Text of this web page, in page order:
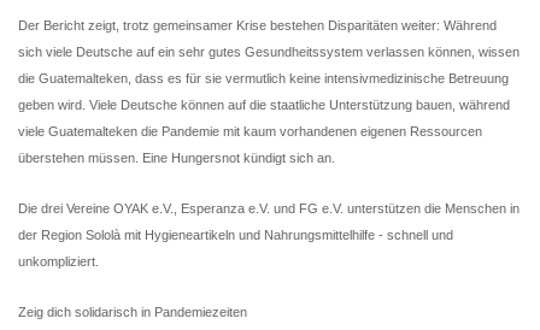
Der Bericht zeigt, trotz gemeinsamer Krise bestehen Disparitäten weiter: Während
sich viele Deutsche auf ein sehr gutes Gesundheitssystem verlassen können, wissen
die Guatemalteken, dass es für sie vermutlich keine intensivmedizinische Betreuung
geben wird. Viele Deutsche können auf die staatliche Unterstützung bauen, während
viele Guatemalteken die Pandemie mit kaum vorhandenen eigenen Ressourcen
überstehen müssen. Eine Hungersnot kündigt sich an.
Die drei Vereine OYAK e.V., Esperanza e.V. und FG e.V. unterstützen die Menschen in
der Region Sololà mit Hygieneartikeln und Nahrungsmittelhilfe - schnell und
unkompliziert.
Zeig dich solidarisch in Pandemiezeiten